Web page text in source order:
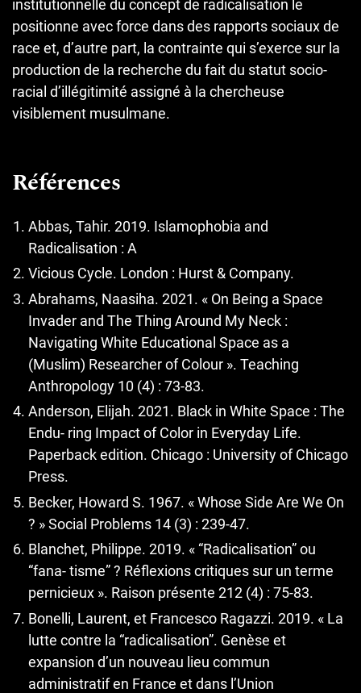
institutionnelle du concept de radicalisation le
positionne avec force dans des rapports sociaux de
race et, d’autre part, la contrainte qui s’exerce sur la
production de la recherche du fait du statut socio-
racial d’illégitimité assigné à la chercheuse
visiblement musulmane.
Références
Abbas, Tahir. 2019. Islamophobia and
Radicalisation : A
Vicious Cycle. London : Hurst & Company.
Abrahams, Naasiha. 2021. « On Being a Space
Invader and The Thing Around My Neck :
Navigating White Educational Space as a
(Muslim) Researcher of Colour ». Teaching
Anthropology 10 (4) : 73-83.
Anderson, Elijah. 2021. Black in White Space : The
Endu- ring Impact of Color in Everyday Life.
Paperback edition. Chicago : University of Chicago
Press.
Becker, Howard S. 1967. « Whose Side Are We On
? » Social Problems 14 (3) : 239-47.
Blanchet, Philippe. 2019. « “Radicalisation” ou
“fana- tisme” ? Réflexions critiques sur un terme
pernicieux ». Raison présente 212 (4) : 75-83.
Bonelli, Laurent, et Francesco Ragazzi. 2019. « La
lutte contre la “radicalisation”. Genèse et
expansion d’un nouveau lieu commun
administratif en France et dans l’Union